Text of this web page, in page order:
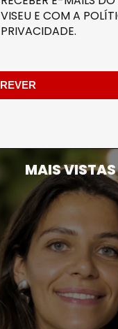
VISEU E COM A
PRIVACIDADE.
MAIS VISTAS